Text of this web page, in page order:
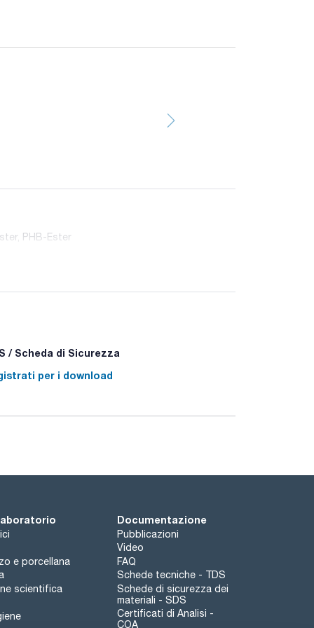
PHB-Ester
/ Scheda di Sicurezza
per i download
e porcellana
scientifica
Documentazione
Pubblicazioni
Video
FAQ
Schede tecniche - TDS
Schede di sicurezza dei
materiali - SDS
Certificati di Analisi -
COA